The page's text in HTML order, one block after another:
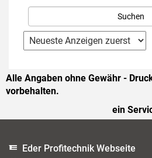
Alle Angaben ohne Gewähr -
vorbehalten.
ein
Eder Profitechnik Webseite